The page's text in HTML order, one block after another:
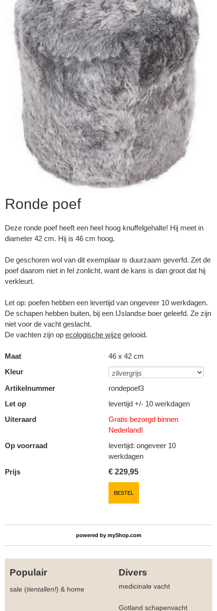
Ronde poef
Deze ronde poef heeft een heel hoog knuffelgehalte! Hij meet in
diameter 42 cm. Hij is 46 cm hoog.
De geschoren wol van dit exemplaar is duurzaam geverfd. Zet de
poef daarom niet in fel zonlicht, want de kans is dan groot dat hij
verkleurt.
Let op: poefen hebben een levertijd van ongeveer 10 werkdagen.
De schapen hebben buiten, bij een IJslandse boer geleefd. Ze zijn
niet voor de vacht geslacht.
De vachten zijn op ecologische wijze gelooid.
Maat
46 x 42 cm
Kleur
Artikelnummer
rondepoef3
Let op
levertijd +/- 10 werkdagen
Uiteraard
Gratis bezorgd binnen
Nederland!
Op voorraad
levertijd: ongeveer 10
werkdagen
Prijs
€ 229,95
BESTEL
powered by myShop.com
Populair Divers
sale (tientallen!) & home medicinale vacht
Gotland schapenvacht